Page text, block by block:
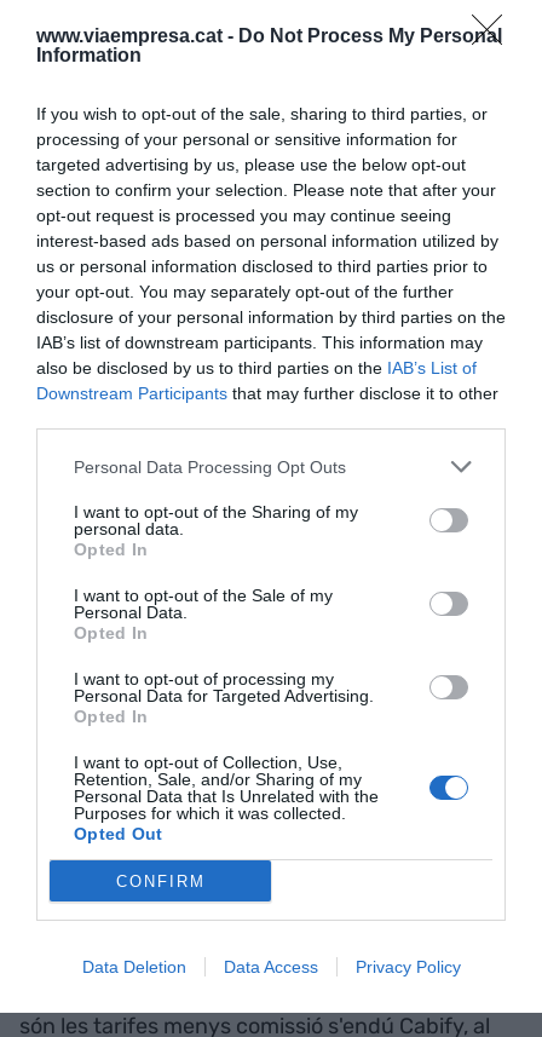
www.viaempresa.cat - Do Not Process My Personal
Information
If you wish to opt-out of the sale, sharing to third parties, or
processing of your personal or sensitive information for
targeted advertising by us, please use the below opt-out
section to confirm your selection. Please note that after your
opt-out request is processed you may continue seeing
interest-based ads based on personal information utilized by
us or personal information disclosed to third parties prior to
your opt-out. You may separately opt-out of the further
disclosure of your personal information by third parties on the
IAB’s list of downstream participants. This information may
also be disclosed by us to third parties on the IAB’s List of
Downstream Participants that may further disclose it to other
Personal Data Processing Opt Outs
I want to opt-out of the Sharing of my
personal data.
Opted In
I want to opt-out of the Sale of my
Personal Data.
Opted In
I want to opt-out of processing my
Personal Data for Targeted Advertising.
Opted In
I want to opt-out of Collection, Use,
Retention, Sale, and/or Sharing of my
Personal Data that Is Unrelated with the
Purposes for which it was collected.
Opted Out
CONFIRM
Data Deletion Data Access Privacy Policy
Generalitat tindrà un
miler de conductors que la
companyia té a Barcelona i
els 4.000 entre tot el sector
En una trobada amb mitjans de comunicació,
Cabify s'ha reivindicat com una empresa
espanyola, ja que la resta de les grans
plataformes són de fora de l'Estat. "Tributem
aportacions en matèria de cotitzacions o de
sostenibilitat, ja que tota la flota compta amb
etiqueta Eco o Zero.
Defensa de les tarifes
dinàmiques
Preguntat per les tarifes dinàmiques, fonts de
Cabify subratllen que de la mateixa manera que
poden ser a l'alça també ho poden ser a la baixa
en períodes de baixa demanda. L'objectiu final
quan els preus són alts per la forta demanda,
sostenen, no és cobrar més a l'usuari sinó
incentivar els conductors perquè es desplacin
cap a les zones de la ciutat on l'oferta no és
són les tarifes menys comissió s'endú Cabify, al